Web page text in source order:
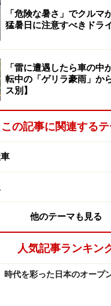
けてます。
ペース
日産と三菱自動車の
競合車より高い車両価
益を確保しようとし
全装備の開発に掛かる
。とっても残念なこと
レーキや横滑り防止装
。デイズルークス／eK
がら133万8750円で、
い。
較すると、装備を並べ
「危険な暑さ」でクルマ
猛暑日に注意すべきドラ
「雷に遭遇したら車の中
転中の「ゲリラ豪雨」か
ス別】
この記事に関連する
他のテーマも見る
人気記事ランキン
時代を彩った日本のオープ